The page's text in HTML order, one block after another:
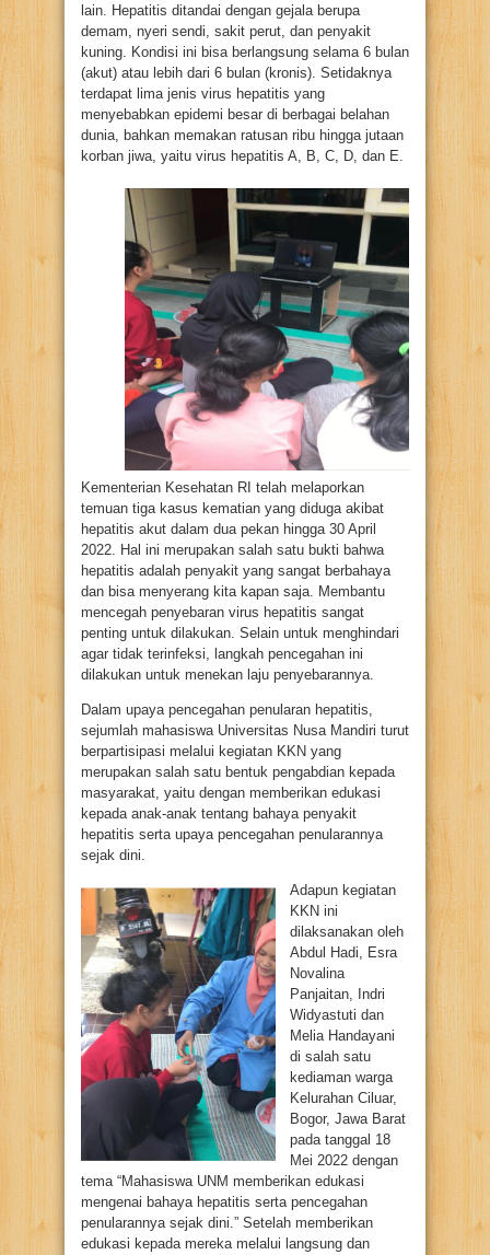
lain. Hepatitis ditandai dengan gejala berupa
demam, nyeri sendi, sakit perut, dan penyakit
kuning. Kondisi ini bisa berlangsung selama 6 bulan
(akut) atau lebih dari 6 bulan (kronis). Setidaknya
terdapat lima jenis virus hepatitis yang
menyebabkan epidemi besar di berbagai belahan
dunia, bahkan memakan ratusan ribu hingga jutaan
korban jiwa, yaitu virus hepatitis A, B, C, D, dan E.
Kementerian Kesehatan RI telah melaporkan
temuan tiga kasus kematian yang diduga akibat
hepatitis akut dalam dua pekan hingga 30 April
2022. Hal ini merupakan salah satu bukti bahwa
hepatitis adalah penyakit yang sangat berbahaya
dan bisa menyerang kita kapan saja. Membantu
mencegah penyebaran virus hepatitis sangat
penting untuk dilakukan. Selain untuk menghindari
agar tidak terinfeksi, langkah pencegahan ini
dilakukan untuk menekan laju penyebarannya.
Dalam upaya pencegahan penularan hepatitis,
sejumlah mahasiswa Universitas Nusa Mandiri turut
berpartisipasi melalui kegiatan KKN yang
merupakan salah satu bentuk pengabdian kepada
masyarakat, yaitu dengan memberikan edukasi
kepada anak-anak tentang bahaya penyakit
hepatitis serta upaya pencegahan penularannya
sejak dini.
Adapun kegiatan
KKN ini
dilaksanakan oleh
Abdul Hadi, Esra
Novalina
Panjaitan, Indri
Widyastuti dan
Melia Handayani
di salah satu
kediaman warga
Kelurahan Ciluar,
Bogor, Jawa Barat
pada tanggal 18
Mei 2022 dengan
tema “Mahasiswa UNM memberikan edukasi
mengenai bahaya hepatitis serta pencegahan
penularannya sejak dini.” Setelah memberikan
edukasi kepada mereka melalui langsung dan